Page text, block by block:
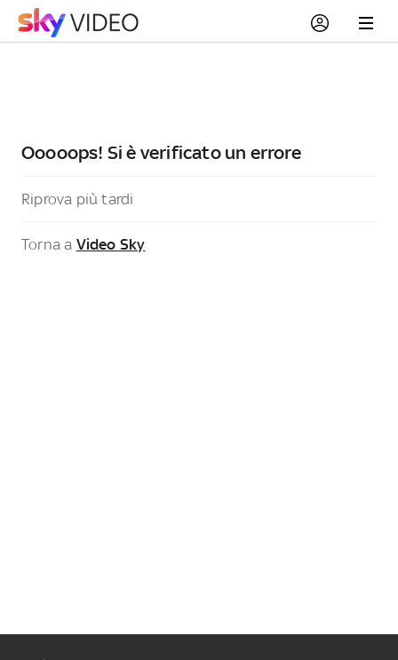
Ooooops! Si è verificato un errore
Riprova più tardi
Torna a Video Sky